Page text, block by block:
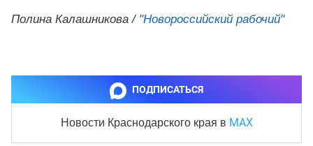
Полина Калашникова / "Новороссийский рабочий"
ПОДПИСАТЬСЯ
Новости Краснодарского края в MAX